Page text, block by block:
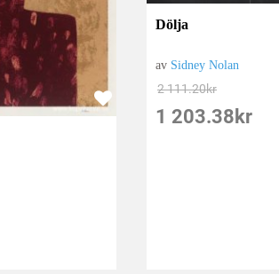
Dölja
av Sidney Nolan
2 111.20kr
1 203.38 kr